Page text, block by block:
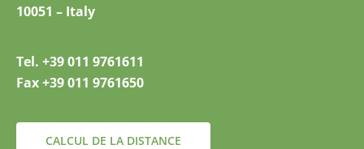
10051 – Italy
Tel. +39 011 9761611
Fax +39 011 9761650
CALCUL DE LA DISTANCE